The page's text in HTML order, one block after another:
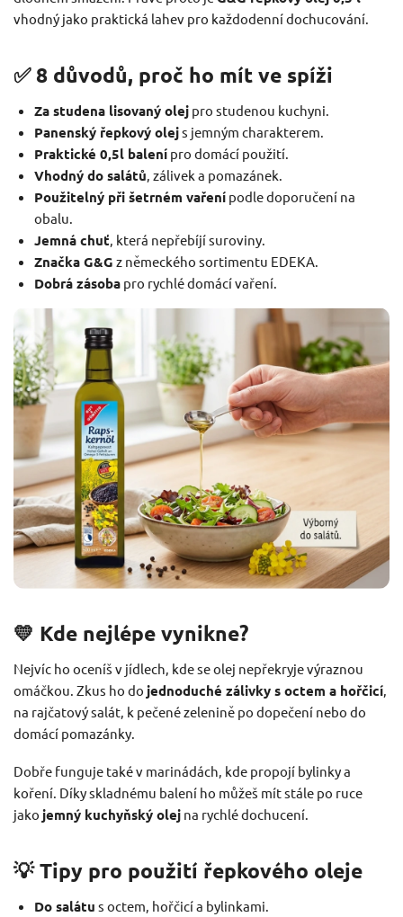
vhodný jako praktická lahev pro každodenní dochucování.
✅ 8 důvodů, proč ho mít ve spíži
Za studena lisovaný olejpro studenou kuchyni.
Panenský řepkový olejs jemným charakterem.
Praktické 0,5l balenípro domácí použití.
Vhodný do salátů , zálivek a pomazánek.
Použitelný při šetrném vařenípodle doporučení na
obalu.
Jemná chuť , která nepřebíjí suroviny.
Značka G&G z německého sortimentu EDEKA.
Dobrá zásobapro rychlé domácí vaření.
💛 Kde nejlépe vynikne?
Nejvíc ho oceníš v jídlech, kde se olej nepřekryje výraznou
omáčkou. Zkus ho do jednoduché zálivky s octem a hořčicí,
na rajčatový salát, k pečené zelenině po dopečení nebo do
domácí pomazánky.
Dobře funguje také v marinádách, kde propojí bylinky a
koření. Díky skladnému balení ho můžeš mít stále po ruce
jako jemný kuchyňský olej na rychlé dochucení.
💡 Tipy pro použití řepkového oleje
Do salátu s octem, hořčicí a bylinkami.